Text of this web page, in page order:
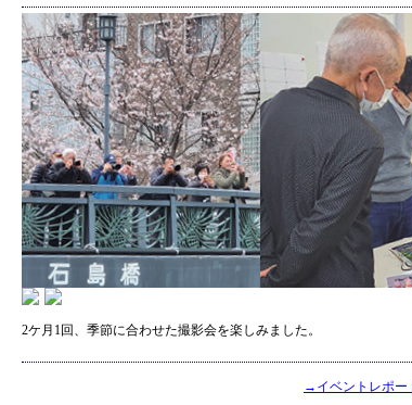
2ケ月1回、季節に合わせた撮影会を楽しみました。
→イベントレポー